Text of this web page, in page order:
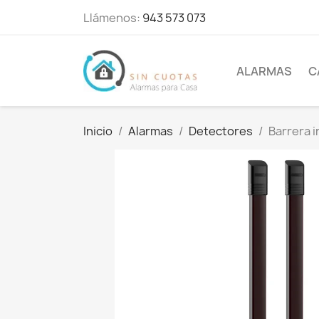
Llámenos: 943 573 073
ALARMAS
Inicio Alarmas Detectores Barrera